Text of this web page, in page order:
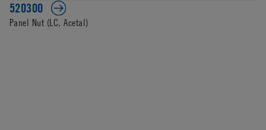
520300
Panel Nut (LC, Acetal)